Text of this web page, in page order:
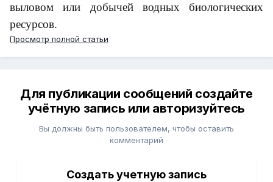
выловом или добычей водных биологических
ресурсов.
Просмотр полной статьи
Для публикации сообщений создайте
учётную запись или авторизуйтесь
Вы должны быть пользователем, чтобы оставить
комментарий
Создать учетную запись